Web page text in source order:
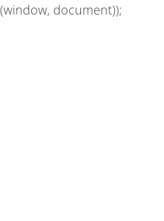
(window, document));